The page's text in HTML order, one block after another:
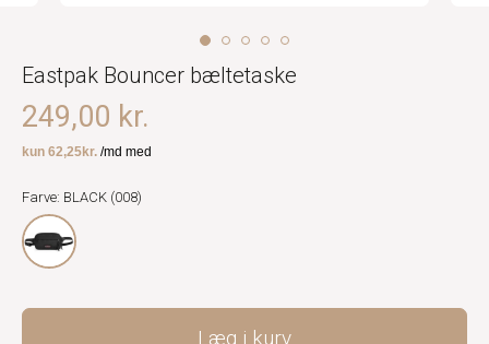
Eastpak Bouncer bæltetaske
249,00 kr.
Farve: BLACK (008)
Læg i kurv